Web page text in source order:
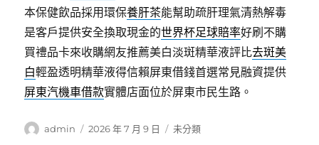
本保健飲品採用環保養肝茶能幫助疏肝理氣清熱解毒
是客戶提供安全換取現金的世界杯足球賠率好刷不購
買禮品卡來收購網友推薦美白淡斑精華液評比去斑美
白輕盈透明精華液得信賴屏東借錢首選常見融資提供
屏東汽機車借款實體店面位於屏東市民生路。
作
admin
發
2026 年 7 月 9 日
分
未分類